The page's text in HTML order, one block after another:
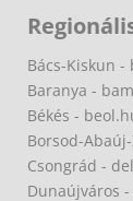
Bács-Kiskun -
Baranya -
Békés -
Borsod-
Csongrád -
Dunaújváros